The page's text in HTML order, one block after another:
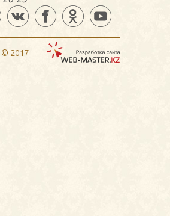
© 2017